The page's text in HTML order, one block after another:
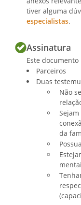
tiver alguma
especialistas.
Assinatura
Este
Parceiros
Duas
Não
da